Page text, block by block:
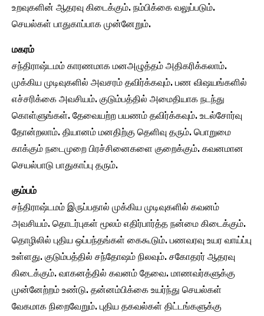
உறவுகளின் ஆதரவு கிடைக்கும். நம்பிக்கை வலுப்படும்.
செயல்கள் பாதுகாப்பாக முன்னேறும்.
மகரம்
சந்திராஷ்டமம் காரணமாக மனஅழுத்தம் அதிகரிக்கலாம்.
முக்கிய முடிவுகளில் அவசரம் தவிர்க்கவும். பண விஷயங்களில்
எச்சரிக்கை அவசியம். குடும்பத்தில் அமைதியாக நடந்து
கொள்ளுங்கள். தேவையற்ற பயணம் தவிர்க்கவும். உடல்சோர்வு
தோன்றலாம். தியானம் மனதிற்கு தெளிவு தரும். பொறுமை
காக்கும் நடைமுறை பிரச்சினைகளை குறைக்கும். கவனமான
செயல்பாடு பாதுகாப்பு தரும்.
கும்பம்
சந்திராஷ்டமம் இருப்பதால் முக்கிய முடிவுகளில் கவனம்
அவசியம். தொடர்புகள் மூலம் எதிர்பார்த்த நன்மை கிடைக்கும்.
தொழிலில் புதிய ஒப்பந்தங்கள் கைகூடும். பணவரவு உயர வாய்ப்பு
உள்ளது. குடும்பத்தில் சந்தோஷம் நிலவும். சகோதரர் ஆதரவு
கிடைக்கும். வாகனத்தில் கவனம் தேவை. மாணவர்களுக்கு
முன்னேற்றம் உண்டு. தன்னம்பிக்கை உயர்ந்து செயல்கள்
வேகமாக நிறைவேறும். புதிய தகவல்கள் திட்டங்களுக்கு